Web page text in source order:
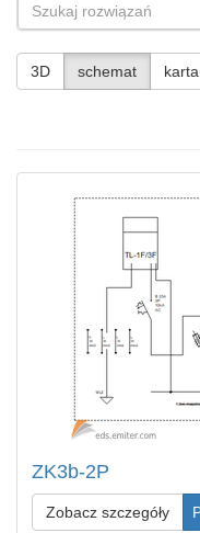
3D schemat karta
ZK3b-2P
Zobacz szczegóły